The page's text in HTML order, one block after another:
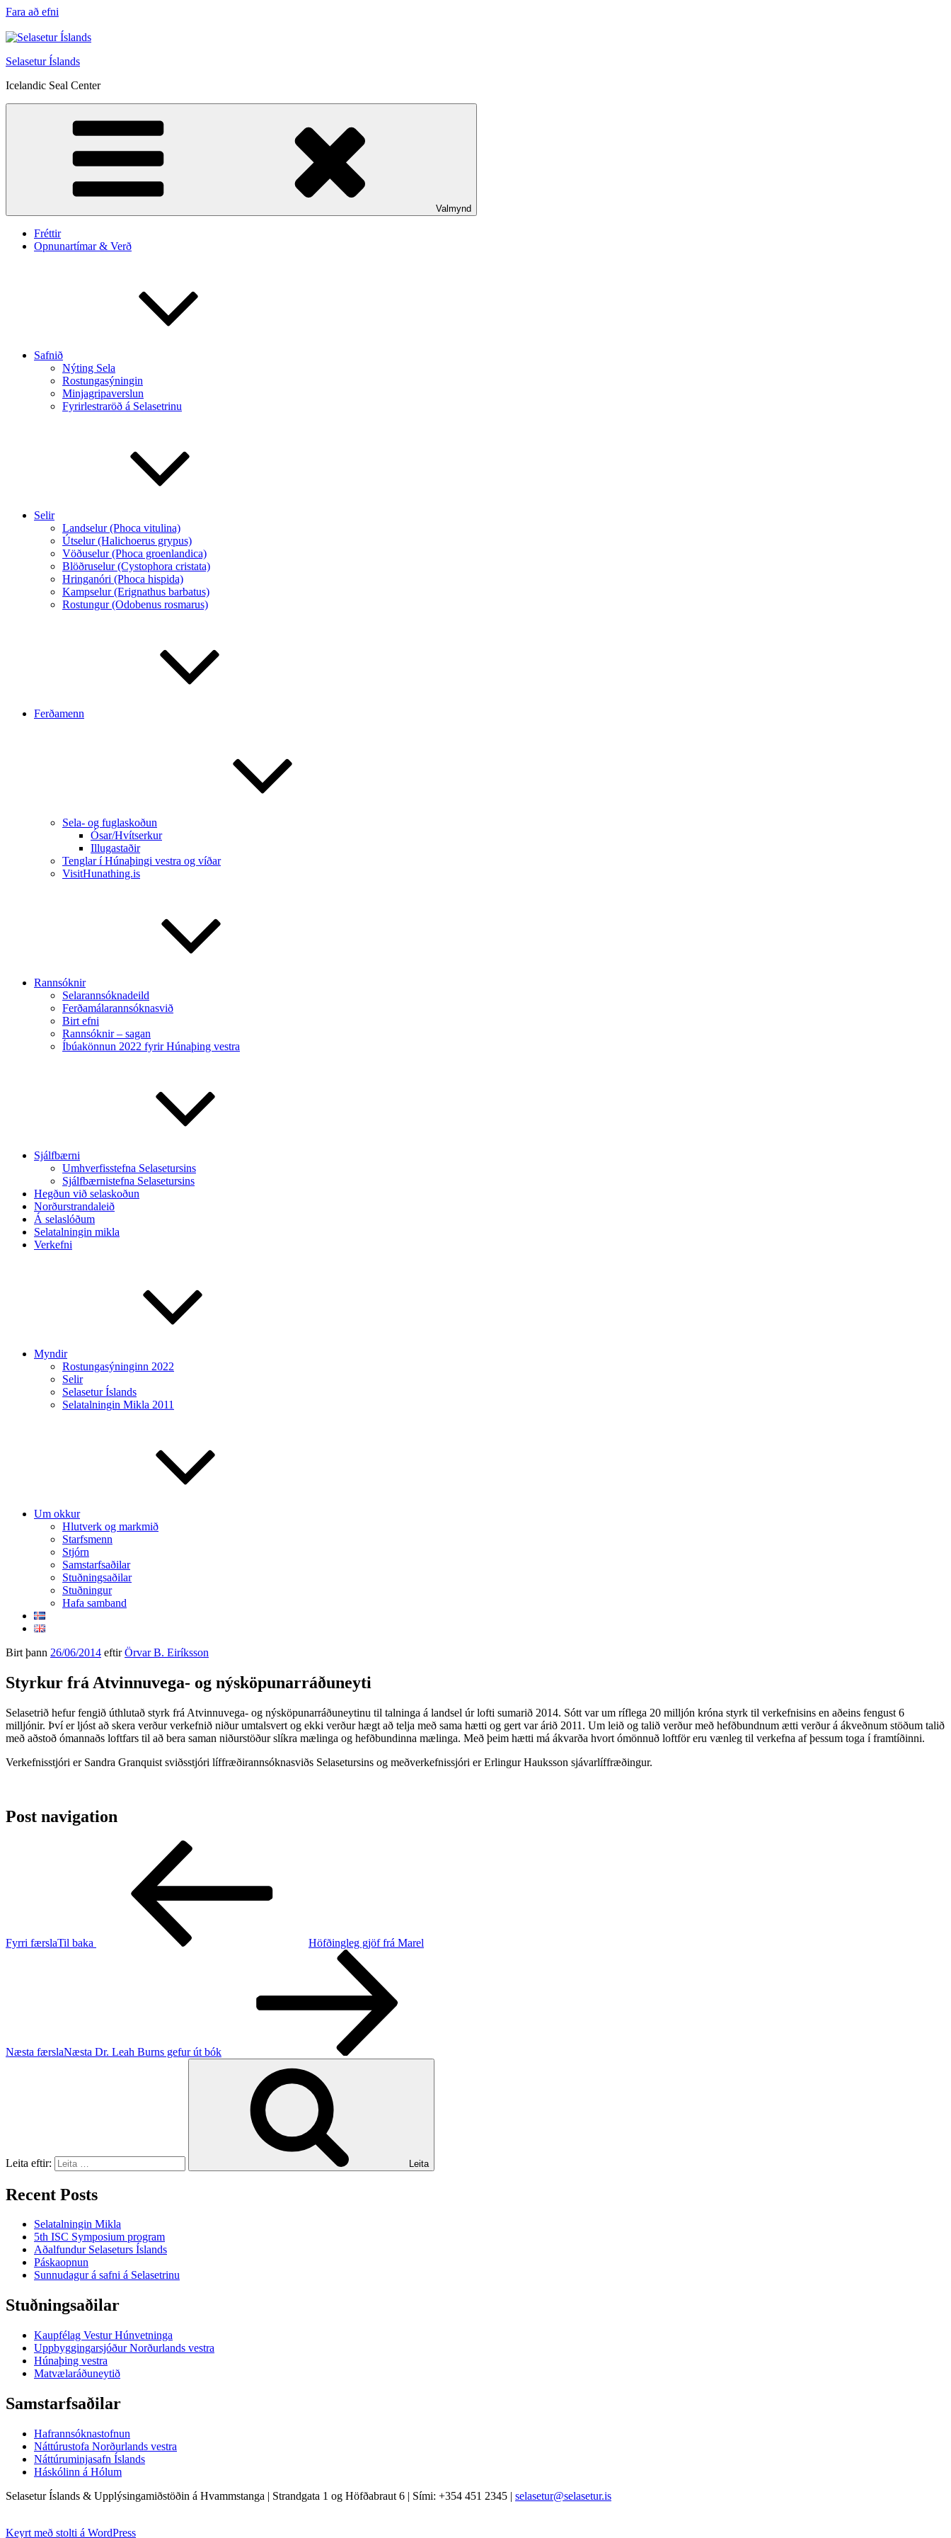
Fara að efni
Selasetur Íslands
Icelandic Seal Center
Valmynd
Fréttir
Opnunartímar & Verð
Safnið
Nýting Sela
Rostungasýningin
Minjagripaverslun
Fyrirlestraröð á Selasetrinu
Selir
Landselur (Phoca vitulina)
Útselur (Halichoerus grypus)
Vöðuselur (Phoca groenlandica)
Blöðruselur (Cystophora cristata)
Hringanóri (Phoca hispida)
Kampselur (Erignathus barbatus)
Rostungur (Odobenus rosmarus)
Ferðamenn
Sela- og fuglaskoðun
Ósar/Hvítserkur
Illugastaðir
Tenglar í Húnaþingi vestra og víðar
VisitHunathing.is
Rannsóknir
Selarannsóknadeild
Ferðamálarannsóknasvið
Birt efni
Rannsóknir – sagan
Íbúakönnun 2022 fyrir Húnaþing vestra
Sjálfbærni
Umhverfisstefna Selasetursins
Sjálfbærnistefna Selasetursins
Hegðun við selaskoðun
Norðurstrandaleið
Á selaslóðum
Selatalningin mikla
Verkefni
Myndir
Rostungasýninginn 2022
Selir
Selasetur Íslands
Selatalningin Mikla 2011
Um okkur
Hlutverk og markmið
Starfsmenn
Stjórn
Samstarfsaðilar
Stuðningsaðilar
Stuðningur
Hafa samband
Birt þann 26/06/2014 eftirÖrvar B. Eiríksson
Styrkur frá Atvinnuvega- og nýsköpunarráðuneyti
Selasetrið hefur fengið úthlutað styrk frá Atvinnuvega- og nýsköpunarráðuneytinu til talninga á landsel úr lofti sumarið 2014. Sótt var um ríflega 20 milljón króna styrk til verkefnisins en aðeins fengust 6
milljónir. Því er ljóst að skera verður verkefnið niður umtalsvert og ekki verður hægt að telja með sama hætti og gert var árið 2011. Um leið og talið verður með hefðbundnum ætti verður á ákveðnum stöðum talið
með aðstoð ómannaðs loftfars til að bera saman niðurstöður slíkra mælinga og hefðbundinna mælinga. Með þeim hætti má ákvarða hvort ómönnuð loftför eru vænleg til verkefna af þessum toga í framtíðinni.
Verkefnisstjóri er Sandra Granquist sviðsstjóri líffræðirannsóknasviðs Selasetursins og meðverkefnissjóri er Erlingur Hauksson sjávarlíffræðingur.
Post navigation
Fyrri færslaTil baka Höfðingleg gjöf frá Marel
Næsta færslaNæsta Dr. Leah Burns gefur út bók
Leita eftir: Leita
Recent Posts
Selatalningin Mikla
5th ISC Symposium program
Aðalfundur Selaseturs Íslands
Páskaopnun
Sunnudagur á safni á Selasetrinu
Stuðningsaðilar
Kaupfélag Vestur Húnvetninga
Uppbyggingarsjóður Norðurlands vestra
Húnaþing vestra
Matvælaráðuneytið
Samstarfsaðilar
Hafrannsóknastofnun
Náttúrustofa Norðurlands vestra
Náttúruminjasafn Íslands
Háskólinn á Hólum
Selasetur Íslands & Upplýsingamiðstöðin á Hvammstanga | Strandgata 1 og Höfðabraut 6 | Sími: +354 451 2345 | selasetur@selasetur.is
Keyrt með stolti á WordPress